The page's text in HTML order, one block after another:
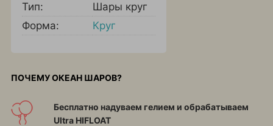
Тип:
Шары круг
Форма:
Круг
ПОЧЕМУ ОКЕАН ШАРОВ?
Бесплатно надуваем гелием и обрабатываем
Ultra HIFLOAT